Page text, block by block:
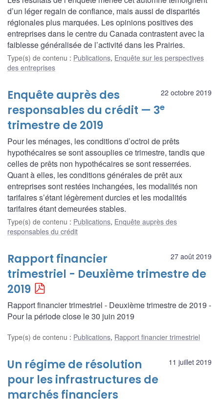
d’un léger regain de confiance, mais aussi de disparités
régionales plus marquées. Les opinions positives des
entreprises dans le centre du Canada contrastent avec la
faiblesse généralisée de l’activité dans les Prairies.
Type(s) de contenu : Publications, Enquête sur les perspectives
des entreprises
22 octobre 2019
Enquête auprès des
responsables du crédit — 3e
trimestre de 2019
Pour les ménages, les conditions d’octroi de prêts
hypothécaires se sont assouplies ce trimestre, tandis que
celles de prêts non hypothécaires se sont resserrées.
Quant à elles, les conditions générales de prêt aux
entreprises sont restées inchangées, les modalités non
tarifaires s’étant légèrement durcies et les modalités
tarifaires étant demeurées stables.
Type(s) de contenu : Publications, Enquête auprès des
responsables du crédit
27 août 2019
Rapport financier
trimestriel - Deuxième trimestre de
2019
Rapport financier trimestriel - Deuxième trimestre de 2019 -
Pour la période close le 30 juin 2019
Type(s) de contenu : Publications, Rapport financier trimestriel
11 juillet 2019
Un régime de résolution
pour les infrastructures de
marchés financiers